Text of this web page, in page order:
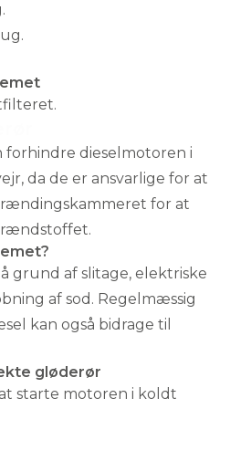
dieselmotoren i
da de er ansvarlige for at
for at
grund af slitage, elektriske
af sod. Regelmæssig
kan også bidrage til
gløderør
starte motoren i koldt